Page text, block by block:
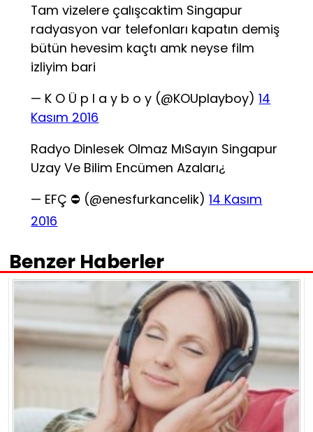
Tam vizelere çalışcaktim Singapur
radyasyon var telefonları kapatın demiş
bütün hevesim kaçtı amk neyse film
izliyim bari
— K O Ü p l a y b o y (@KOUplayboy)14
Kasım 2016
Radyo Dinlesek Olmaz MıSayın Singapur
Uzay Ve Bilim Encümen Azaları¿
— EFÇ ⛔ (@enesfurkancelik)14 Kasım
2016
Benzer Haberler